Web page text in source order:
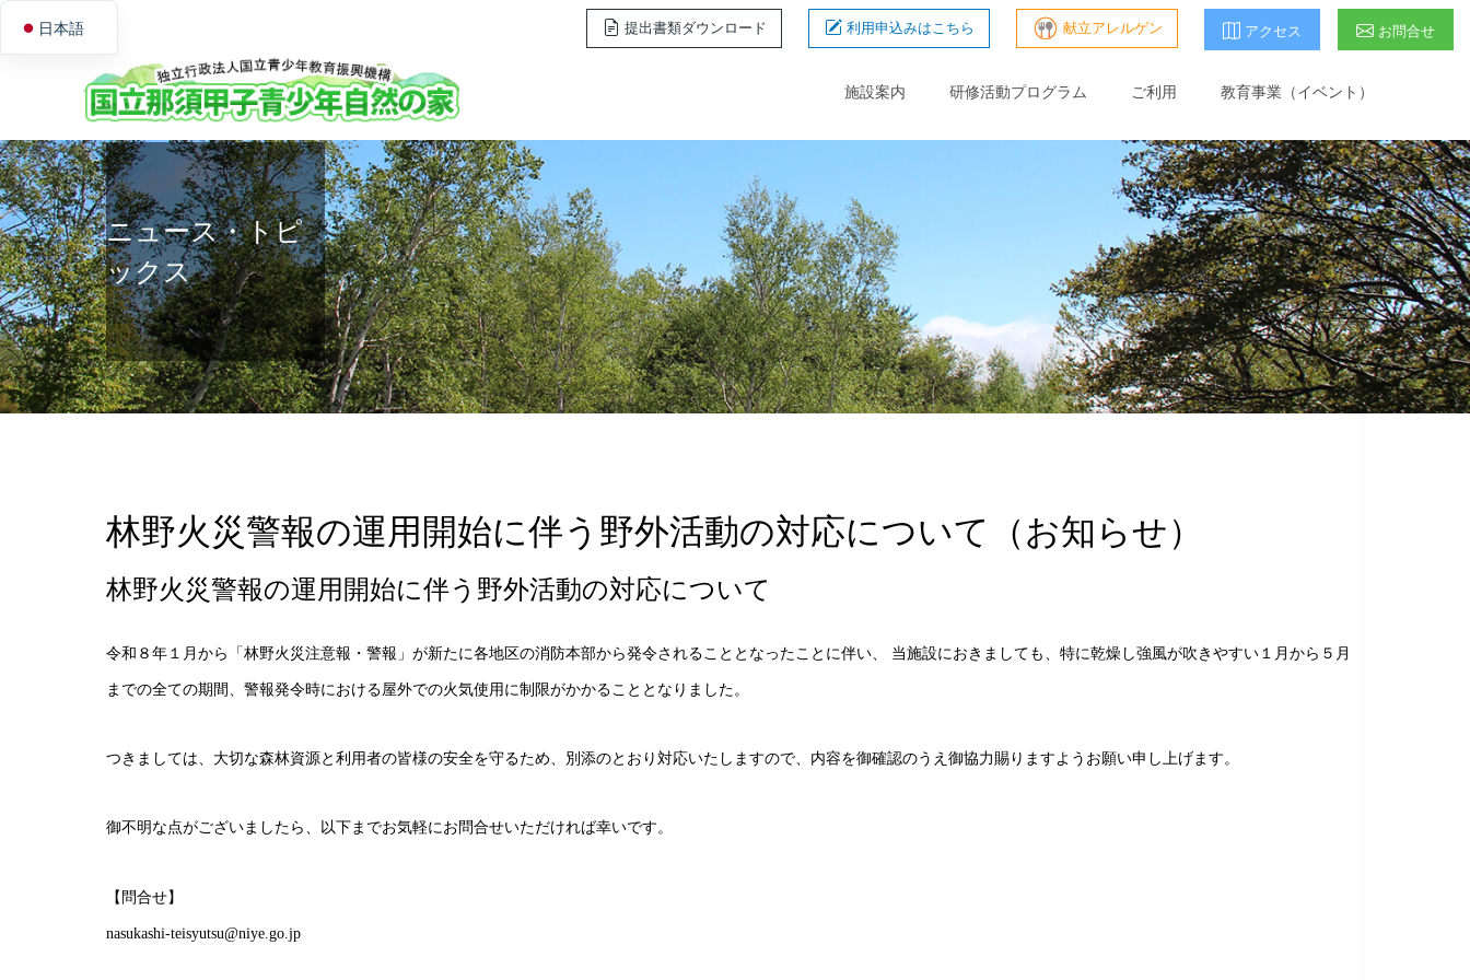
提出書類ダウンロード 利用申込みはこちら 献立アレルゲン アクセス お問合せ
施設案内 研修活動プログラム ご利用 教育事業（イベント）
ニュース・トピ
ックス
林野火災警報の運用開始に伴う野外活動の対応について（お知らせ）
林野火災警報の運用開始に伴う野外活動の対応について
令和８年１月から「林野火災注意報・警報」が新たに各地区の消防本部から発令されることとなったことに伴い、 当施設におきましても、特に乾燥し強風が吹きやすい１月から５月
までの全ての期間、警報発令時における屋外での火気使用に制限がかかることとなりました。
つきましては、大切な森林資源と利用者の皆様の安全を守るため、別添のとおり対応いたしますので、内容を御確認のうえ御協力賜りますようお願い申し上げます。
御不明な点がございましたら、以下までお気軽にお問合せいただければ幸いです。
【問合せ】
nasukashi-teisyutsu@niye.go.jp
日本語